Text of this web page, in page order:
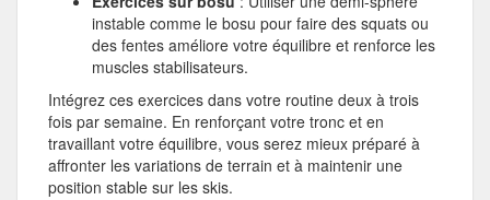
instable comme le bosu pour faire des squats ou
des fentes améliore votre équilibre et renforce les
muscles stabilisateurs.
Intégrez ces exercices dans votre routine deux à trois
fois par semaine. En renforçant votre tronc et en
travaillant votre équilibre, vous serez mieux préparé à
affronter les variations de terrain et à maintenir une
position stable sur les skis.